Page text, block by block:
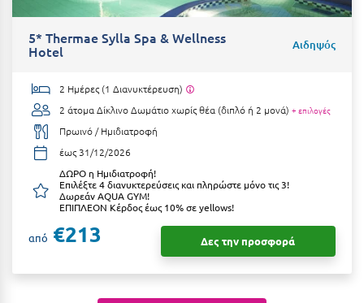
Καβάλα
Καλάβρυτα
Καλαμάτα
Κάλαμος
Καλαμπάκα
Κάλυμνος
Καμένα Βούρλα
Καρδάμαινα
5* Thermae Sylla Spa & Wellness
Hotel Αιδηψός
2 Ημέρες (1 Διανυκτέρευση)
2 άτομαΔίκλινο Δωμάτιο χωρίς θέα (διπλό ή 2 μονά) + επιλογές
Πρωινό / Ημιδιατροφή
έως 31/12/2026
ΔΩΡΟ η Ημιδιατροφή!
Επιλέξτε 4 διανυκτερεύσεις και πληρώστε μόνο τις 3!
Δωρεάν AQUA GYM!
ΕΠΙΠΛΕΟΝ Κέρδος έως 10% σε yellows!
από €213 Δες την προσφορά